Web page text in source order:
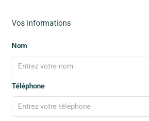
Vos Informations
Nom
Téléphone